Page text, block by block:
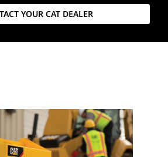
YOUR CAT DEALER